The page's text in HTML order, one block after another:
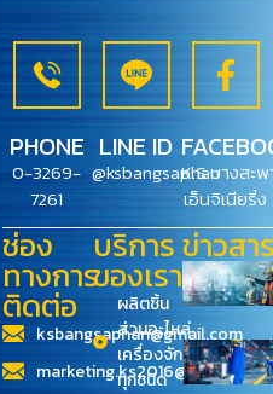
PHONE
0-3269-
7261
LINE ID
@ksbangsaphanK.S.บางสะ
เอ็นจิเนียริ่ง
ช่อง
ทางการ
ติดต่อ
ksbangsaphan@gmail.com
marketing.ks2016@gmail.com
บริการ
ของเรา
ผลิตชิ้น
ส่วนอะไหล่
เครื่องจักร
ทุกชนิด
ข่าวสา